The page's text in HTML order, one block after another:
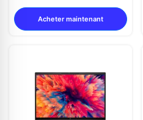
Acheter maintenant